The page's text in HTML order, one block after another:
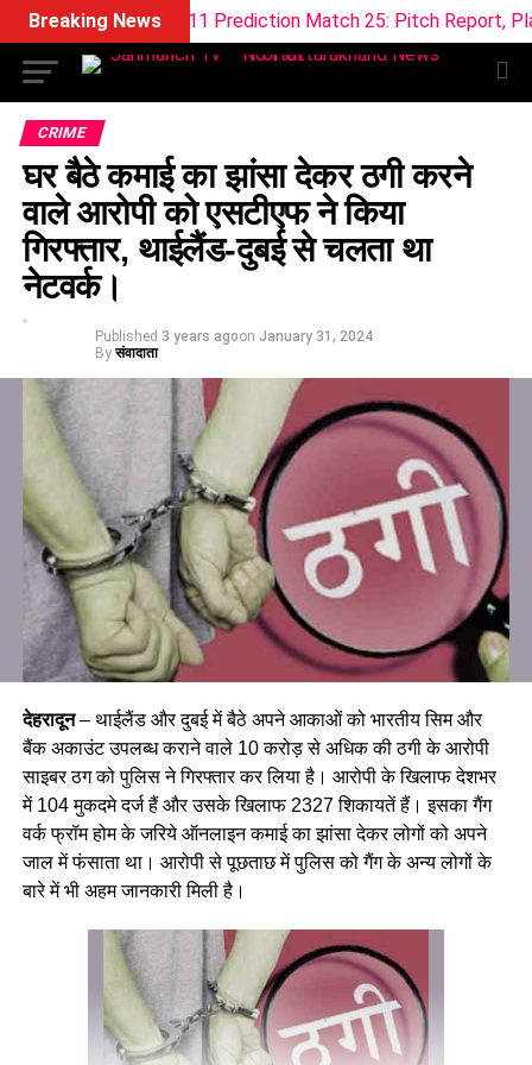
Breaking News
TRT Dream11 Prediction Match 25: Pitch Report, Playing
CRIME
घर बैठे कमाई का झांसा देकर ठगी करने
वाले आरोपी को एसटीएफ ने किया
गिरफ्तार, थाईलैंड-दुबई से चलता था
नेटवर्क।
Published 3 years agoon January 31, 2024
By संवादाता
देहरादून– थाईलैंड और दुबई में बैठे अपने आकाओं को भारतीय सिम और
बैंक अकाउंट उपलब्ध कराने वाले 10 करोड़ से अधिक की ठगी के आरोपी
साइबर ठग को पुलिस ने गिरफ्तार कर लिया है। आरोपी के खिलाफ देशभर
में 104 मुकदमे दर्ज हैं और उसके खिलाफ 2327 शिकायतें हैं। इसका गैंग
वर्क फ्रॉम होम के जरिये ऑनलाइन कमाई का झांसा देकर लोगों को अपने
जाल में फंसाता था। आरोपी से पूछताछ में पुलिस को गैंग के अन्य लोगों के
बारे में भी अहम जानकारी मिली है।